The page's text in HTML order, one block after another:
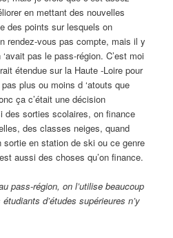
en mettant des nouvelles
des points sur lesquels on
rendez-vous pas compte, mais il y
pas le pass-région. C’est moi
étendue sur la Haute -Loire pour
plus ou moins d ‘atouts que
ça c’était une décision
des sorties scolaires, on finance
des classes neiges, quand
en station de ski ou ce genre
aussi des choses qu’on finance.
pass-région, on l’utilise beaucoup
d’études supérieures n’y